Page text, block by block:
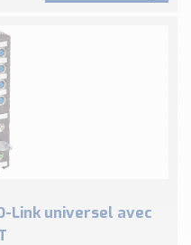
Link universel avec